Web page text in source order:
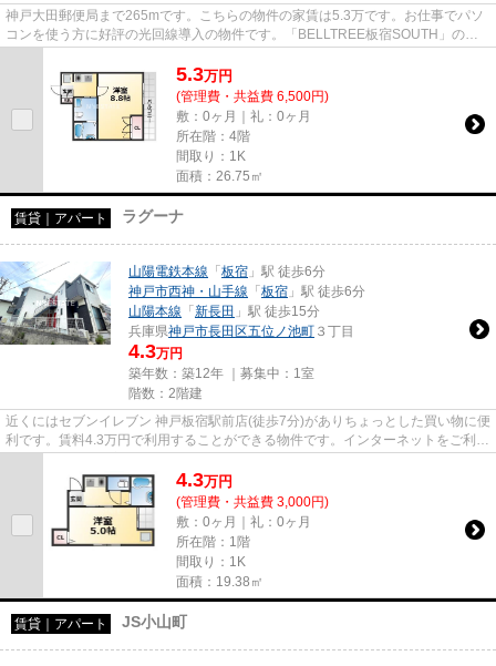
神戸大田郵便局まで265mです。こちらの物件の家賃は5.3万です。お仕事でパソ
コンを使う方に好評の光回線導入の物件です。「BELLTREE板宿SOUTH」のこ
5.3万円
(管理費・共益費 6,500円)
敷：0ヶ月｜礼：0ヶ月
所在階：4階
間取り：1K
面積：26.75㎡
賃貸｜アパート ラグーナ
山陽電鉄本線 「 板宿 」駅 徒歩6分
神戸市西神・山手線 「 板宿 」駅 徒歩6分
山陽本線 「 新長田 」駅 徒歩15分
兵庫県神戸市長田区五位ノ池町 ３丁目
4.3万円
築年数：築12年 ｜募集中： 1室
階数：2階建
近くにはセブンイレブン 神戸板宿駅前店(徒歩7分)がありちょっとした買い物に便
利です。賃料4.3万円で利用することができる物件です。インターネットをご利用
4.3万円
(管理費・共益費 3,000円)
敷：0ヶ月｜礼：0ヶ月
所在階：1階
間取り：1K
面積：19.38㎡
賃貸｜アパート JS小山町